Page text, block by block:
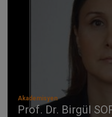
Akademisyen
Prof. Dr. Birgül